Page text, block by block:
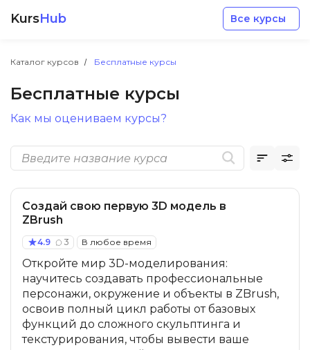
KursHub Все курсы
Каталог курсов Бесплатные курсы
Бесплатные курсы
Как мы оцениваем курсы?
Создай свою первую 3D модель в
ZBrush
4.9 3 В любое время
Откройте мир 3D-моделирования:
научитесь создавать профессиональные
персонажи, окружение и объекты в ZBrush,
освоив полный цикл работы от базовых
функций до сложного скульптинга и
текстурирования, чтобы вывести ваше
Разработка
Маркетинг
Дизайн
Аналитика
Менеджмент
Иностранные языки